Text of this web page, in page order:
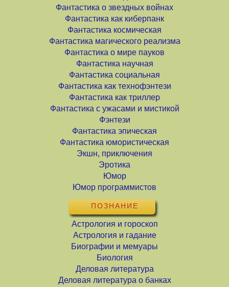
Фантастика о звездных войнах
Фантастика как киберпанк
Фантастика космическая
Фантастика магического реализма
Фантастика о мире пауков
Фантастика научная
Фантастика социальная
Фантастика как технофэнтези
Фантастика как триллер
Фантастика с ужасами и мистикой
Фэнтези
Фантастика эпическая
Фантастика юмористическая
Экшн, приключения
Эротика
Юмор
Юмор программистов
ПОЗНАНИЕ
Астрология и гороскоп
Астрология и гадание
Биографии и мемуары
Биология
Деловая литература
Деловая литература о банках